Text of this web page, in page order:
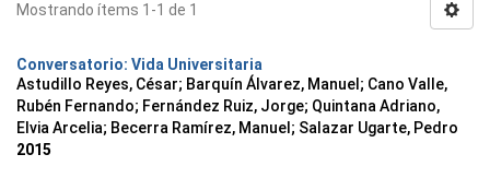
Mostrando ítems 1-1 de 1
Conversatorio: Vida Universitaria
Astudillo Reyes, César; Barquín Álvarez, Manuel ; Cano Valle,
Rubén Fernando; Fernández Ruiz, Jorge; Quintana Adriano,
Elvia Arcelia; Becerra Ramírez, Manuel ; Salazar Ugarte, Pedro
2015